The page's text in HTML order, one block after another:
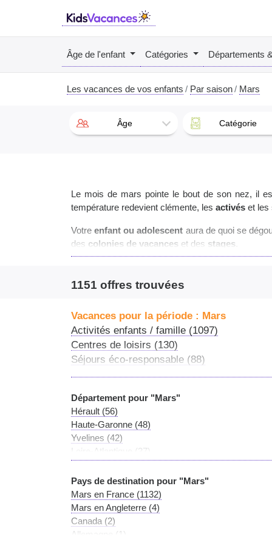
Âge de l'enfant Catégories Départements
Les vacances de vos enfants Par saison Mars
Âge Catégorie
Le mois de mars pointe le bout de son nez, il
température redevient clémente, les activés et les
Votreenfant ou adolescent aura de quoi se
des colonies de vacances et des stages
s éjours itinérants sportifs
1151 offres trouvées
Vacances pour la période : Mars
Activités enfants / famille (1097)
Centres de loisirs (130)
Séjours éco-responsable (88)
Séjours classiques (1)
Département pour "Mars"
Hérault (56)
Haute-Garonne (48)
Yvelines (42)
Loire-Atlantique (37)
Saône-et-Loire (31)
Gironde (30)
Vendée (29)
Hauts-de-Seine (26)
Ain (26)
Pays de destination pour "Mars"
Mars en France (1132)
Mars en Angleterre (4)
Canada (2)
Allemagne (1)